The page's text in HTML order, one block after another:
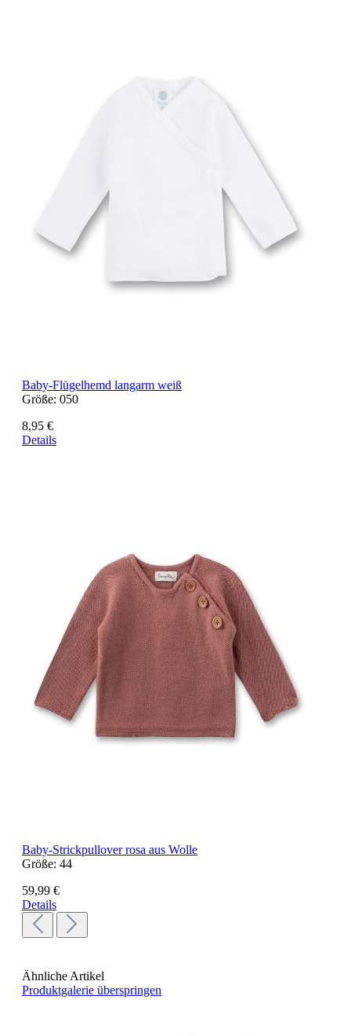
Baby-Flügelhemd langarm weiß
Größe: 050
8,95 €
Details
Baby-Strickpullover rosa aus Wolle
Größe: 44
59,99 €
Details
Ähnliche Artikel
Produktgalerie überspringen